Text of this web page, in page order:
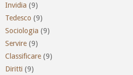
Invidia (9)
Tedesco (9)
Sociologia (9)
Servire (9)
Classificare (9)
Diritti (9)